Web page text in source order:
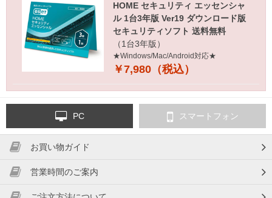
HOME セキュリティ エッセンシャ
ル 1台3年版 Ver19 ダウンロード版
セキュリティソフト 送料無料
（1台3年版）
★Windows/Mac/Android対応★
￥7,980（税込）
PC スマートフォン
お買い物ガイド
営業時間のご案内